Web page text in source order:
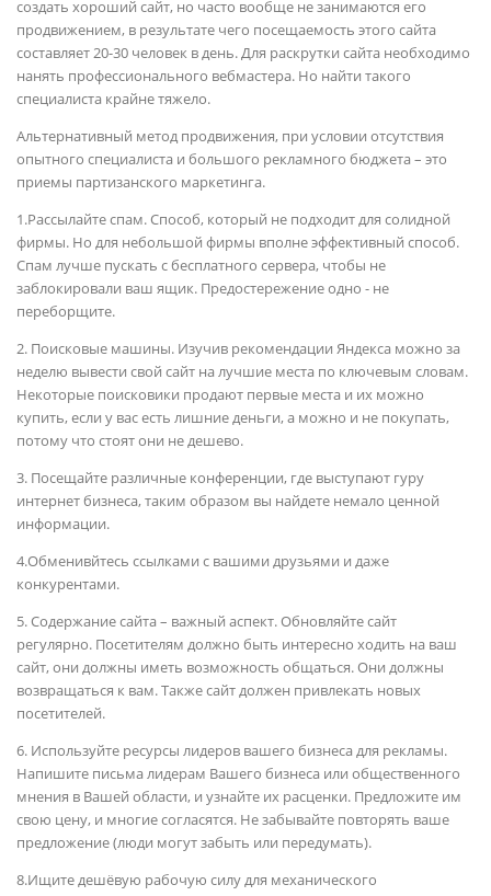
создать хороший сайт, но часто вообще не занимаются его
продвижением, в результате чего посещаемость этого сайта
составляет 20-30 человек в день. Для раскрутки сайта необходимо
нанять профессионального вебмастера. Но найти такого
специалиста крайне тяжело.
Альтернативный метод продвижения, при условии отсутствия
опытного специалиста и большого рекламного бюджета – это
приемы партизанского маркетинга.
1.Рассылайте спам. Способ, который не подходит для солидной
фирмы. Но для небольшой фирмы вполне эффективный способ.
Спам лучше пускать с бесплатного сервера, чтобы не
заблокировали ваш ящик. Предостережение одно - не
переборщите.
2. Поисковые машины. Изучив рекомендации Яндекса можно за
неделю вывести свой сайт на лучшие места по ключевым словам.
Некоторые поисковики продают первые места и их можно
купить, если у вас есть лишние деньги, а можно и не покупать,
потому что стоят они не дешево.
3. Посещайте различные конференции, где выступают гуру
интернет бизнеса, таким образом вы найдете немало ценной
информации.
4.Обменивйтесь ссылками с вашими друзьями и даже
конкурентами.
5. Содержание сайта – важный аспект. Обновляйте сайт
регулярно. Посетителям должно быть интересно ходить на ваш
сайт, они должны иметь возможность общаться. Они должны
возвращаться к вам. Также сайт должен привлекать новых
посетителей.
6. Используйте ресурсы лидеров вашего бизнеса для рекламы.
Напишите письма лидерам Вашего бизнеса или общественного
мнения в Вашей области, и узнайте их расценки. Предложите им
свою цену, и многие согласятся. Не забывайте повторять ваше
предложение (люди могут забыть или передумать).
8.Ищите дешёвую рабочую силу для механического